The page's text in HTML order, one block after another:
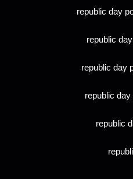
republic day
republic
republic day
republic
republic